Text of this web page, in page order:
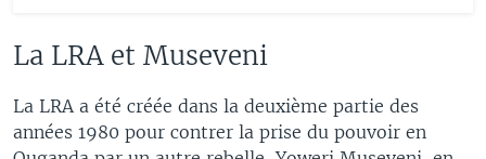
La LRA et Museveni
La LRA a été créée dans la deuxième partie des
années 1980 pour contrer la prise du pouvoir en